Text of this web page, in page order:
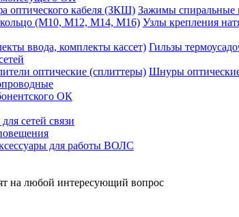
оптического кабеля (ЗКШ) Зажимы
(М10, М12, М14, М16) Узлы крепления
ввода, комплекты кассет) Гильзы
оптические (сплиттеры) Шнуры
ОК
сетей связи
для работы ВОЛС
на любой интересующий вопрос